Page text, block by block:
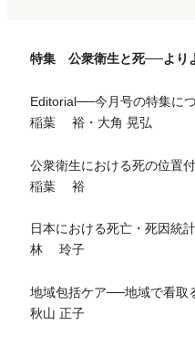
特集 公衆衛生と死──より
Editorial──今月号の特集に
稲葉 裕・大角 晃弘
公衆衛生における死の位置
稲葉 裕
日本における死亡・死因統
林 玲子
地域包括ケア──地域で看取
秋山 正子